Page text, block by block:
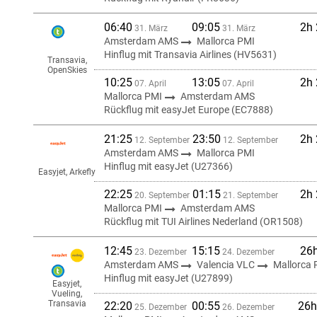
06:40 31. März 09:05 31. März 2h
Amsterdam AMS
Mallorca PMI
Hinflug mit Transavia Airlines (HV5631)
10:25 07. April 13:05 07. April 2h
Mallorca PMI
Amsterdam AMS
Rückflug mit easyJet Europe (EC7888)
Transavia,
OpenSkies
21:25 12. September 23:50 12. September 2h
Amsterdam AMS
Mallorca PMI
Hinflug mit easyJet (U27366)
22:25 20. September 01:15 21. September 2h
Mallorca PMI
Amsterdam AMS
Rückflug mit TUI Airlines Nederland (OR1508)
Easyjet, Arkefly
12:45 23. Dezember 15:15 24. Dezember
Amsterdam AMS Valencia VLC
Mallorca
Hinflug mit easyJet (U27899)
22:20 25. Dezember 00:55 26. Dezember
Easyjet,
Vueling,
Transavia